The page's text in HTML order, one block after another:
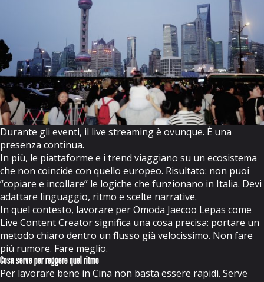
Durante gli eventi, il live streaming è ovunque. È una
presenza continua.
In più, le piattaforme e i trend viaggiano su un ecosistema
che non coincide con quello europeo. Risultato: non puoi
“copiare e incollare” le logiche che funzionano in Italia. Devi
adattare linguaggio, ritmo e scelte narrative.
In quel contesto, lavorare per Omoda Jaecoo Lepas come
Live Content Creator significa una cosa precisa: portare un
metodo chiaro dentro un flusso già velocissimo. Non fare
più rumore. Fare meglio.
Cosa serve per reggere quel ritmo
Per lavorare bene in Cina non basta essere rapidi. Serve